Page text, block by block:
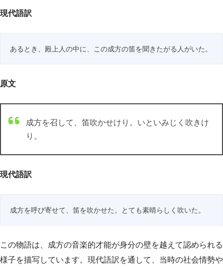
現代語訳
あるとき、殿上人の中に、この成方の笛を聞きたがる人がいた。
原文
成方を召して、笛吹かせけり。いといみじく吹きけ
り。
現代語訳
成方を呼び寄せて、笛を吹かせた。とても素晴らしく吹いた。
この物語は、成方の音楽的才能が身分の壁を越えて認められる
様子を描写しています。現代語訳を通して、当時の社会情勢や